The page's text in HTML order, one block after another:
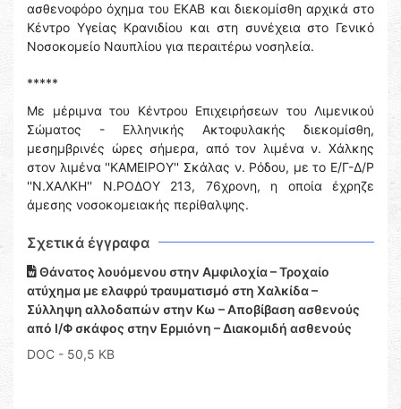
ασθενοφόρο όχημα του ΕΚΑΒ και διεκομίσθη αρχικά στο
Κέντρο Υγείας Κρανιδίου και στη συνέχεια στο Γενικό
Νοσοκομείο Ναυπλίου για περαιτέρω νοσηλεία.
*****
Με μέριμνα του Κέντρου Επιχειρήσεων του Λιμενικού
Σώματος - Ελληνικής Ακτοφυλακής διεκομίσθη,
μεσημβρινές ώρες σήμερα, από τον λιμένα ν. Χάλκης
στον λιμένα ''ΚΑΜΕΙΡΟΥ'' Σκάλας ν. Ρόδου, με το Ε/Γ-Δ/Ρ
''Ν.ΧΑΛΚΗ'' Ν.ΡΟΔΟΥ 213, 76χρονη, η οποία έχρηζε
άμεσης νοσοκομειακής περίθαλψης.
Σχετικά έγγραφα
Θάνατος λουόμενου στην Αμφιλοχία – Τροχαίο
ατύχημα με ελαφρύ τραυματισμό στη Χαλκίδα –
Σύλληψη αλλοδαπών στην Κω – Αποβίβαση ασθενούς
από Ι/Φ σκάφος στην Ερμιόνη – Διακομιδή ασθενούς
DOC - 50,5 KB